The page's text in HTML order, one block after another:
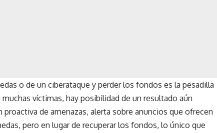
o de un ciberataque y perder los fondos es la pesadilla
víctimas, hay posibilidad de un resultado aún
proactiva de amenazas, alerta sobre anuncios que ofrecen
pero en lugar de recuperar los fondos, lo único que